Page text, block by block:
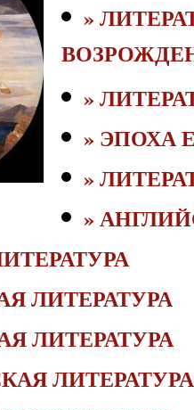
»
»
» ЭПОХА
»
»
ЛИТЕРАТУРА
ЛИТЕРАТУРА
ЛИТЕРАТУРА